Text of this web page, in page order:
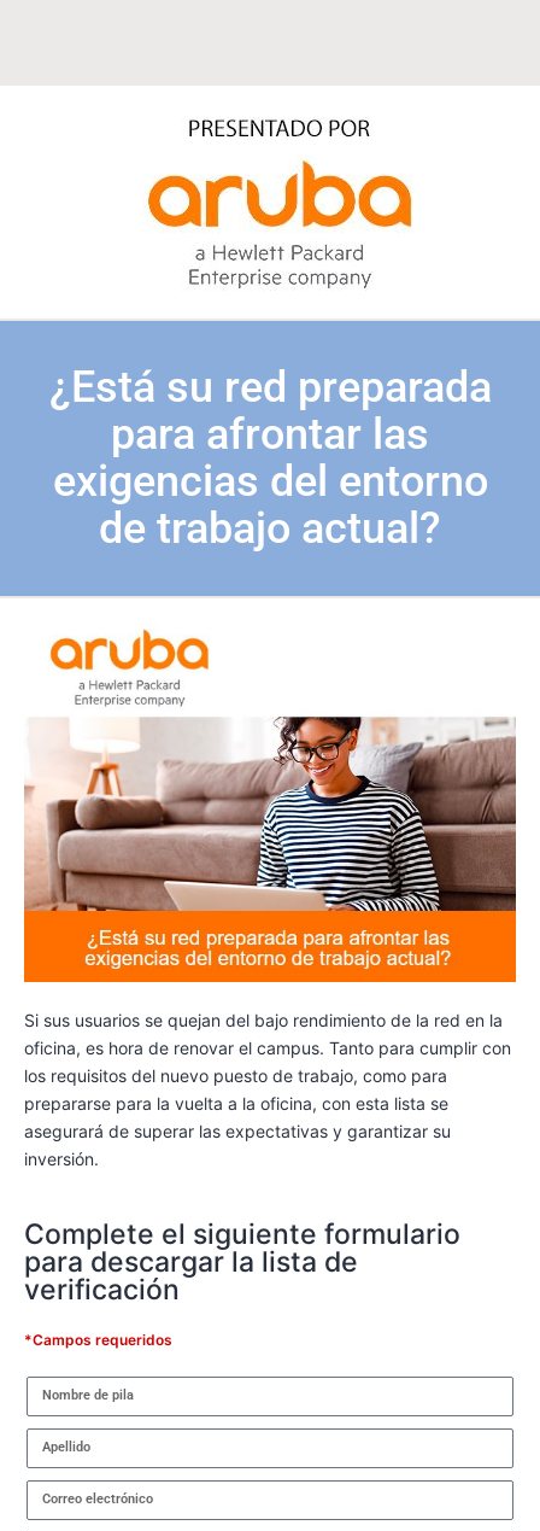
¿Está su red preparada
para afrontar las
exigencias del entorno
de trabajo actual?
Si sus usuarios se quejan del bajo rendimiento de la red en la
oficina, es hora de renovar el campus. Tanto para cumplir con
los requisitos del nuevo puesto de trabajo, como para
prepararse para la vuelta a la oficina, con esta lista se
asegurará de superar las expectativas y garantizar su
inversión.
Complete el siguiente formulario
para descargar la lista de
verificación
*Campos requeridos